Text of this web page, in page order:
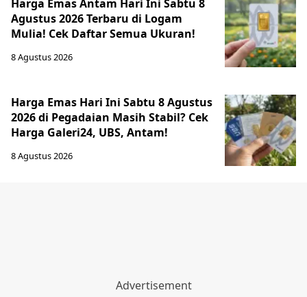
Harga Emas Antam Hari Ini Sabtu 8
Agustus 2026 Terbaru di Logam
Mulia! Cek Daftar Semua Ukuran!
8 Agustus 2026
Harga Emas Hari Ini Sabtu 8 Agustus
2026 di Pegadaian Masih Stabil? Cek
Harga Galeri24, UBS, Antam!
8 Agustus 2026